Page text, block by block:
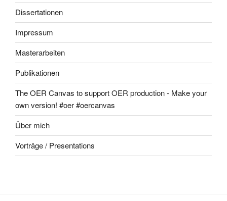
Dissertationen
Impressum
Masterarbeiten
Publikationen
The OER Canvas to support OER production - Make your
own version! #oer #oercanvas
Über mich
Vorträge / Presentations